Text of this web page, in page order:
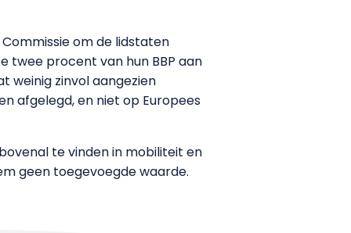
om de lidstaten
twee procent van hun BBP aan
weinig zinvol aangezien
afgelegd, en niet op Europees
te vinden in mobiliteit en
geen toegevoegde waarde.